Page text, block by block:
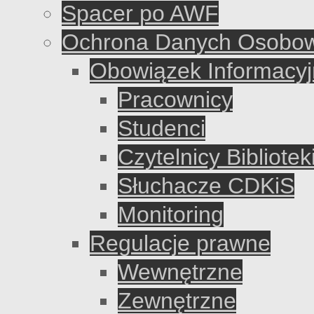
Spacer po AWF
Ochrona Danych
Obowiązek
Pracownicy
Studenci
Czytelnicy
Słuchacze CDKiS
Monitoring
Regulacje prawne
Wewnętrzne
Zewnętrzne